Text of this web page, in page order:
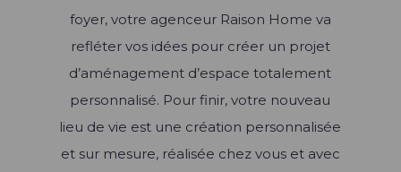
Éclairage
Ressources
Blog univers Cuisine
Créer mon Dressing 3D
Créer mon Salon 3D
foyer, votre agenceur Raison Home va
refléter vos idées pour créer un projet
d’aménagement d’espace totalement
personnalisé. Pour finir, votre nouveau
lieu de vie est une création personnalisée
et sur mesure, réalisée chez vous et avec